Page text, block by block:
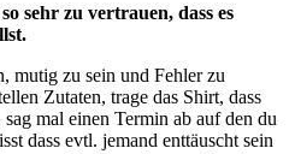
so sehr zu vertrauen, dass es
mutig zu sein und Fehler zu
Zutaten, trage das Shirt, dass
mal einen Termin ab auf den du
dass evtl. jemand enttäuscht sein